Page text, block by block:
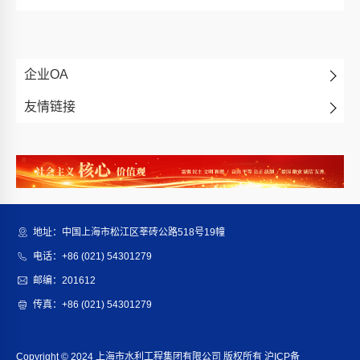
企业OA
友情链接
地址：中国上海市松江区莘砖公路518号19幢
电话：+86 (021) 54301279
邮编：201612
传真：+86 (021) 54301279
Copyright © 2024 上海市水利工程集团有限公司 版权所有 沪ICP备